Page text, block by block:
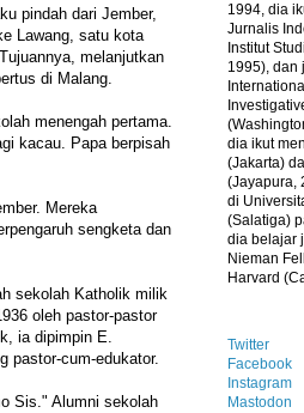
pindah dari Jember,
Lawang, satu kota
melanjutkan
di Malang.
menengah pertama.
kacau. Papa berpisah
Mereka
sengketa dan
sekolah Katholik milik
oleh pastor-pastor
ia dipimpin E.
pastor-cum-edukator.
Sis." Alumni sekolah
1994, dia
Jurnalis
Institut
1995), dan
dia ikut
(Jakarta)
(Jayapura,
di
(Salatiga)
dia belajar
Nieman
Harvard
Twitter
Facebook
Instagram
Mastodon